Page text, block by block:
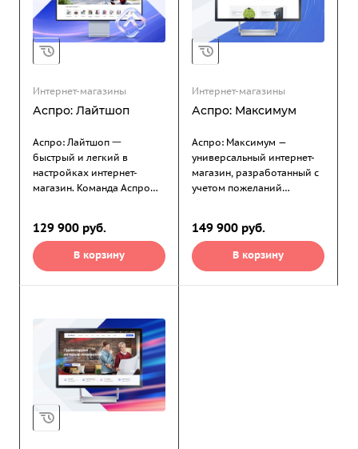
Интернет-магазины
Аспро: Лайтшоп
Аспро: Лайтшоп 一
быстрый и легкий в
настройках интернет-
магазин. Команда Аспро
бизнеса и сделала его
понятным и лаконичным.
Получился технологичный
129 900 руб.
В корзину
Интернет-магазины
Аспро: Максимум
Аспро: Максимум —
универсальный интернет-
магазин, разработанный с
учетом пожеланий
технологий для быстрой
загрузки. Работает на
опережение, решает
149 900 руб.
В корзину